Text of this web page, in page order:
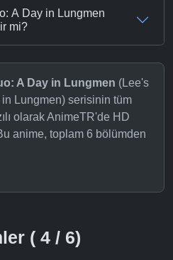
A Day in Lungmen
mi?
A Day in Lungmen (Lee's
Lungmen) serisinin tüm
olarak AnimeTR'de HD
anime, toplam 6 bölümden
( 4 / 6)